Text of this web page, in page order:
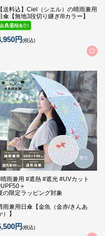
【送料込】Ciel（シエル）の晴雨兼用
傘【無地3段切り継ぎ/8カラー】
円(税込)
雨兼用 #遮熱 #遮光 #UVカット
＋
の限定ラッピング対象
雨兼用日傘【金魚（金赤/きんあ
）】
円(税込)